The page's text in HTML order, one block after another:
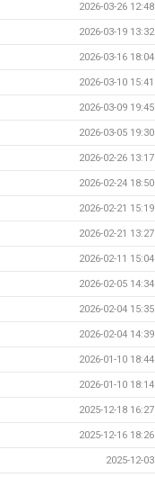
2026-03-26 12:48
2026-03-19 13:32
2026-03-16 18:04
2026-03-10 15:41
2026-03-09 19:45
2026-03-05 19:30
2026-02-26 13:17
2026-02-24 18:50
2026-02-21 15:19
2026-02-21 13:27
2026-02-11 15:04
2026-02-05 14:34
2026-02-04 15:35
2026-02-04 14:39
2026-01-10 18:44
2026-01-10 18:14
2025-12-18 16:27
2025-12-16 18:26
2025-12-03